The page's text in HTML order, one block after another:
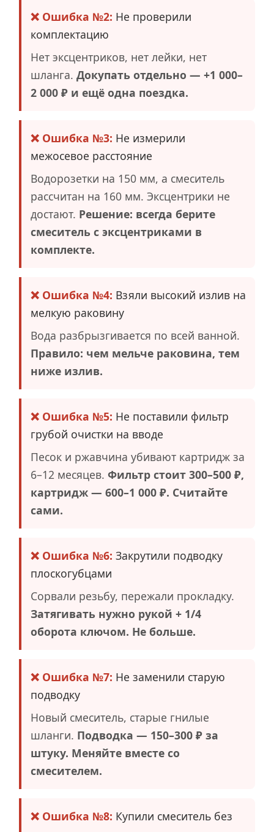
❌ Ошибка №2: Не проверили
комплектацию
Нет эксцентриков, нет лейки, нет
шланга. Докупать отдельно — +1 000–
2 000 ₽ и ещё одна поездка.
❌ Ошибка №3: Не измерили
межосевое расстояние
Водорозетки на 150 мм, а смеситель
рассчитан на 160 мм. Эксцентрики не
достают. Решение: всегда берите
смеситель с эксцентриками в
комплекте.
❌ Ошибка №4: Взяли высокий излив на
мелкую раковину
Вода разбрызгивается по всей ванной.
Правило: чем мельче раковина, тем
ниже излив.
❌ Ошибка №5: Не поставили фильтр
грубой очистки на вводе
Песок и ржавчина убивают картридж за
6–12 месяцев. Фильтр стоит 300–500 ₽,
картридж — 600–1 000 ₽. Считайте
сами.
❌ Ошибка №6: Закрутили подводку
плоскогубцами
Сорвали резьбу, пережали прокладку.
Затягивать нужно рукой + 1/4
оборота ключом. Не больше.
❌ Ошибка №7: Не заменили старую
подводку
Новый смеситель, старые гнилые
шланги. Подводка — 150–300 ₽ за
штуку. Меняйте вместе со
смесителем.
❌ Ошибка №8: Купили смеситель без